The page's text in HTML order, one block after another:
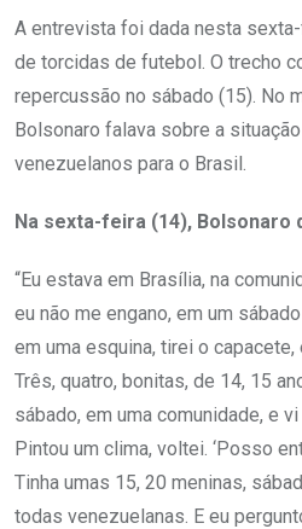
A entrevista foi dada nesta
de torcidas de futebol. O trecho
repercussão no sábado (15). No
Bolsonaro falava sobre a
venezuelanos para o Brasil.
Na sexta-feira (14), Bolsonaro
“Eu estava em Brasília, na
eu não me engano, em um
em uma esquina, tirei o capacete,
Três, quatro, bonitas, de 14, 15
sábado, em uma comunidade, e
Pintou um clima, voltei. ‘Posso
Tinha umas 15, 20 meninas,
todas venezuelanas. E eu